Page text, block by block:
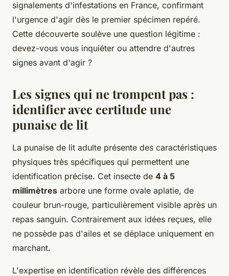
signalements d'infestations en France, confirmant
l'urgence d'agir dès le premier spécimen repéré.
Cette découverte soulève une question légitime :
devez-vous vous inquiéter ou attendre d'autres
signes avant d'agir ?
Les signes qui ne trompent pas :
identifier avec certitude une
punaise de lit
La punaise de lit adulte présente des caractéristiques
physiques très spécifiques qui permettent une
identification précise. Cet insecte de 4 à 5
millimètres arbore une forme ovale aplatie, de
couleur brun-rouge, particulièrement visible après un
repas sanguin. Contrairement aux idées reçues, elle
ne possède pas d'ailes et se déplace uniquement en
marchant.
L'expertise en identification révèle des différences